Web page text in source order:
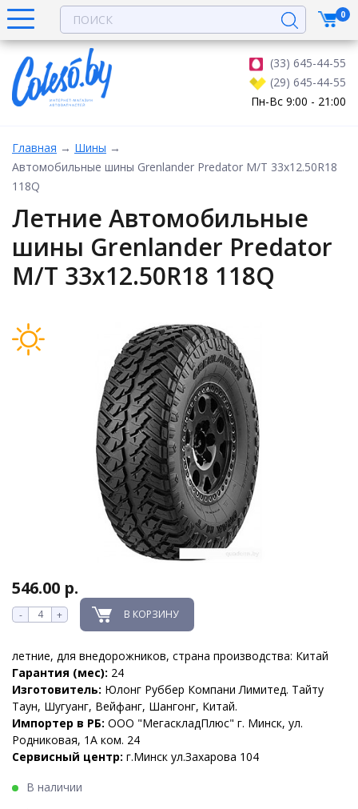
(33) 645-44-55
(29) 645-44-55
Пн-Вс 9:00 - 21:00
0
Главная → Шины →
Автомобильные шины Grenlander Predator M/T 33x12.50R18
118Q
Летние Автомобильные
шины Grenlander Predator
M/T 33x12.50R18 118Q
546.00 р.
- + В КОРЗИНУ
летние, для внедорожников, страна производства: Китай
Гарантия (мес): 24
Изготовитель: Юлонг Руббер Компани Лимитед. Тайту
Таун, Шугуанг, Вейфанг, Шангонг, Китай.
Импортер в РБ: ООО "МегаскладПлюс" г. Минск, ул.
Родниковая, 1А ком. 24
Сервисный центр: г.Минск ул.Захарова 104
В наличии